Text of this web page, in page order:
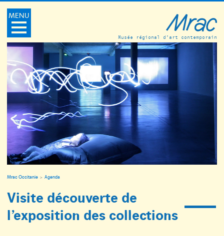
MENU
Musée régional d’art contemporain
Mrac Occitanie Agenda
Visite découverte de
l’exposition des collections